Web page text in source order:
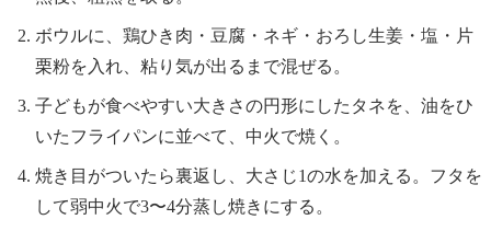
ボウルに、鶏ひき肉・豆腐・ネギ・おろし生姜・塩・片
栗粉を入れ、粘り気が出るまで混ぜる。
子どもが食べやすい大きさの円形にしたタネを、油をひ
いたフライパンに並べて、中火で焼く。
焼き目がついたら裏返し、大さじ1の水を加える。フタを
して弱中火で3〜4分蒸し焼きにする。